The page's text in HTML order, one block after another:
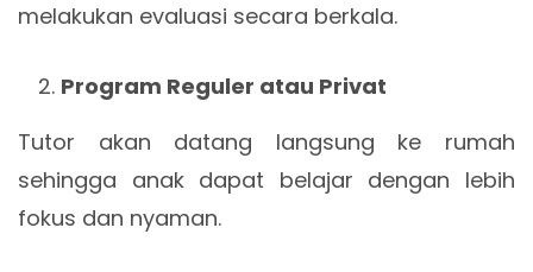
melakukan evaluasi secara berkala.
Program Reguler atau Privat
Tutor akan datang langsung ke rumah
sehingga anak dapat belajar dengan lebih
fokus dan nyaman.